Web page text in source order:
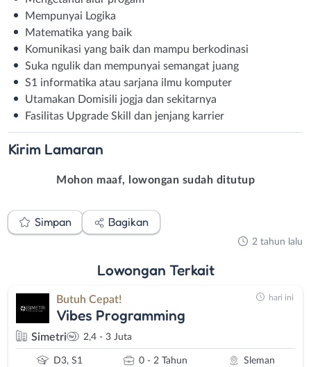
Mempunyai Logika
Matematika yang baik
Komunikasi yang baik dan mampu berkodinasi
Suka ngulik dan mempunyai semangat juang
S1 informatika atau sarjana ilmu komputer
Utamakan Domisili jogja dan sekitarnya
Fasilitas Upgrade Skill dan jenjang karrier
Kirim Lamaran
Mohon maaf, lowongan sudah ditutup
Simpan Bagikan
2 tahun lalu
Lowongan Terkait
Butuh Cepat!
Vibes Programming
Simetri 2,4 - 3 Juta
D3, S1 0 - 2 Tahun Sleman
hari ini